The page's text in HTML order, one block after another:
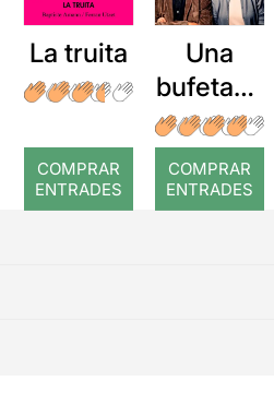
La truita
COMPRAR
ENTRADES
Una
bufetada
a temps
COMPRAR
ENTRADES